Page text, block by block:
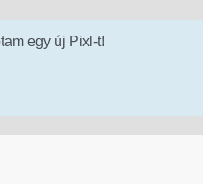
egy új Pixl-t!